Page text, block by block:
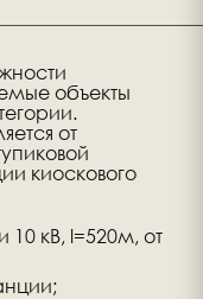
объекты
от
киоскового
кВ, l=520м, от